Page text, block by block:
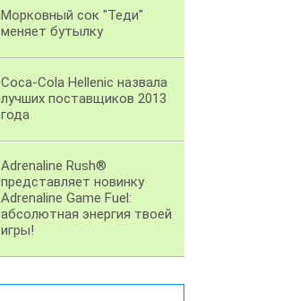
Морковный сок "Теди"
меняет бутылку
Coca-Cola Hellenic назвала
лучших поставщиков 2013
года
Adrenaline Rush®
представляет новинку
Adrenaline Game Fuel:
абсолютная энергия твоей
игры!